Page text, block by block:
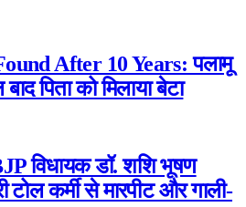
After 10 Years: पलामू
पिता को मिलाया बेटा
विधायक डॉ. शशि भूषण
टोल कर्मी से मारपीट और गाली-